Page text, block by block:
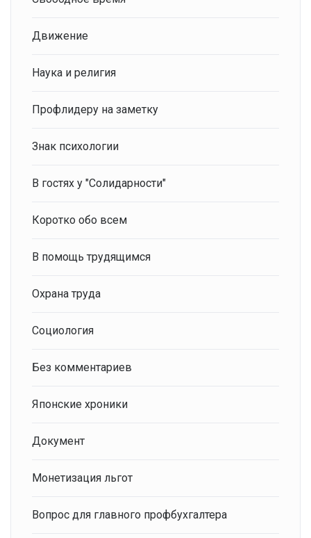
Движение
Наука и религия
Профлидеру на заметку
Знак психологии
В гостях у "Солидарности"
Коротко обо всем
В помощь трудящимся
Охрана труда
Социология
Без комментариев
Японские хроники
Документ
Монетизация льгот
Вопрос для главного профбухгалтера